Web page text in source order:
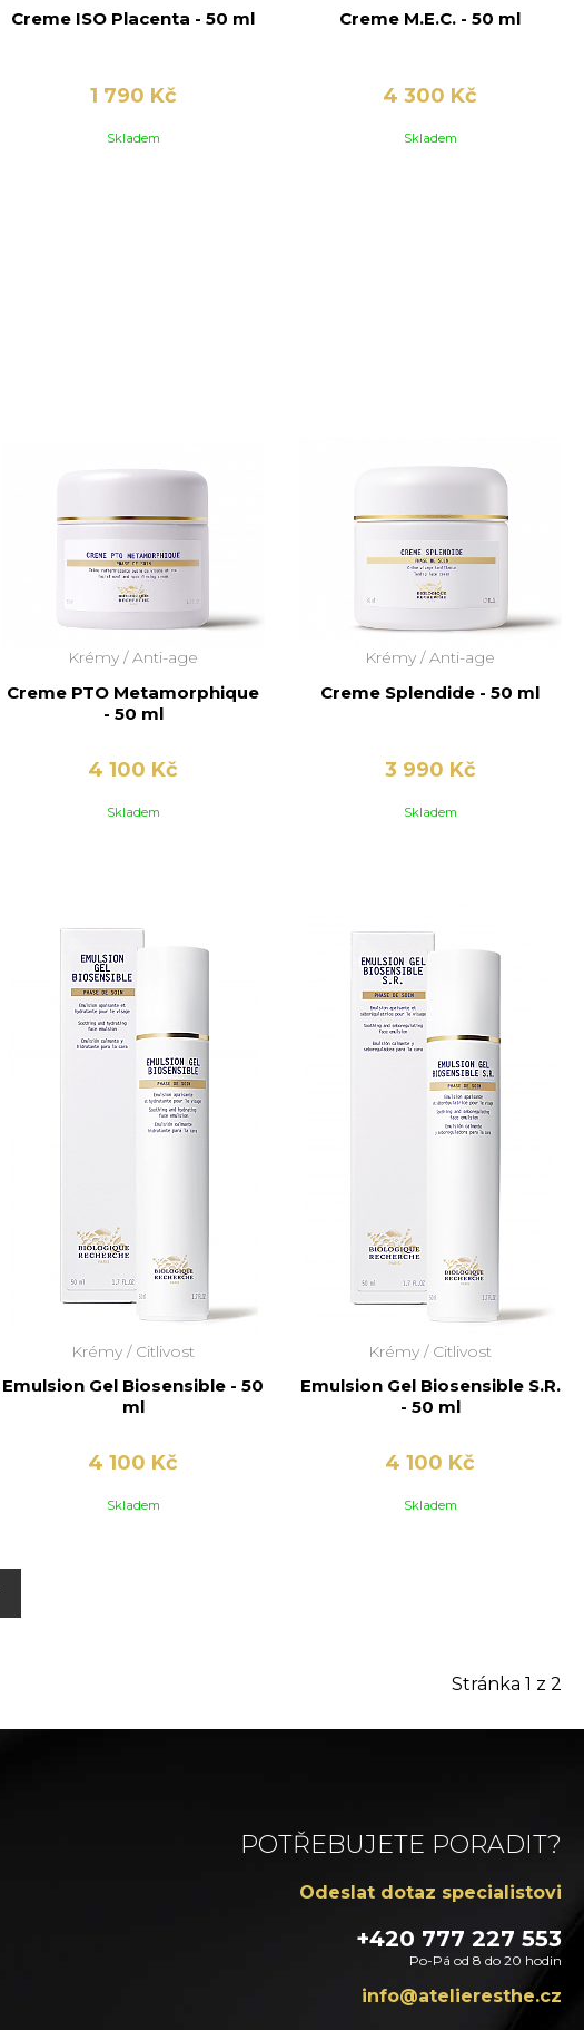
Creme ISO Placenta - 50 ml
1 790 Kč
Skladem
Creme M.E.C. - 50 ml
4 300 Kč
Skladem
Krémy /Anti-age
Creme PTO Metamorphique
- 50 ml
4 100 Kč
Skladem
Krémy /Anti-age
Creme Splendide - 50 ml
3 990 Kč
Skladem
Krémy / Citlivost
Emulsion Gel Biosensible - 50
ml
4 100 Kč
Skladem
Krémy / Citlivost
Emulsion Gel Biosensible S.R.
- 50 ml
4 100 Kč
Skladem
Stránka 1 z 2
POTŘEBUJETE PORADIT?
Odeslat dotaz specialistovi
+420 777 227 553
Po-Pá od 8 do 20 hodin
zc.ehtsereileta@ofni